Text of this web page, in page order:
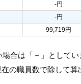
-円
-円
99,719円
合は「－」としてい
の職員数で除して